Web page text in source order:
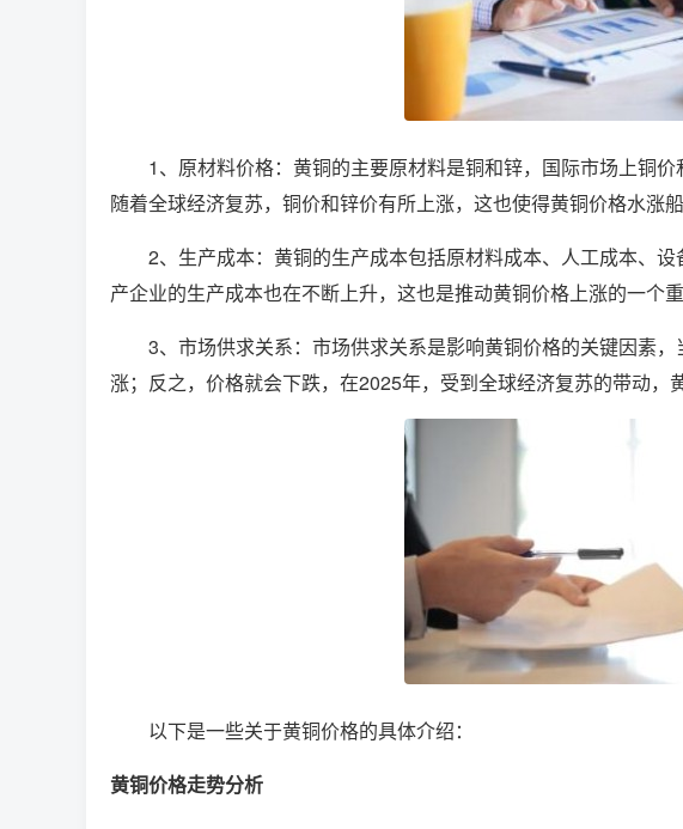
1、原材料价格：黄铜的主要原材料是铜和锌，国际市场上铜
随着全球经济复苏，铜价和锌价有所上涨，这也使得黄铜价格水涨船
2、生产成本：黄铜的生产成本包括原材料成本、人工成本、
产企业的生产成本也在不断上升，这也是推动黄铜价格上涨的一个重
3、市场供求关系：市场供求关系是影响黄铜价格的关键因素
涨；反之，价格就会下跌，在2025年，受到全球经济复苏的带动
以下是一些关于黄铜价格的具体介绍：
黄铜价格走势分析